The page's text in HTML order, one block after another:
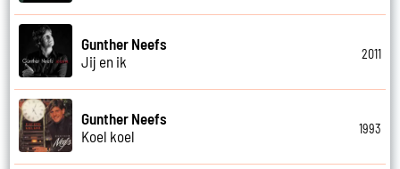
Gunther Neefs
Jij en ik
2011
Gunther Neefs
Koel koel
1993